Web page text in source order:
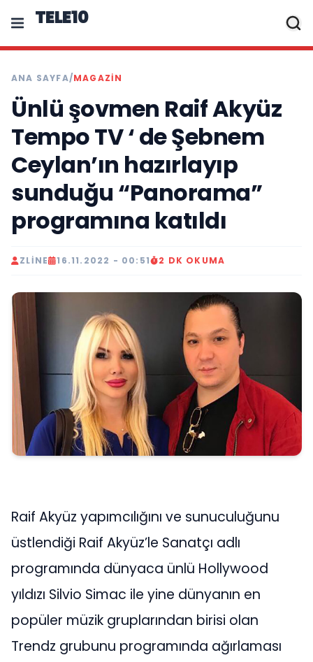
TELE10
ANA SAYFA/MAGAZIN
Ünlü şovmen Raif Akyüz
Tempo TV ‘ de Şebnem
Ceylan’ın hazırlayıp
sunduğu “Panorama”
programına katıldı
ZLINE 16.11.2022 - 00:51 2 DK OKUMA
Raif Akyüz yapımcılığını ve sunuculuğunu
üstlendiği Raif Akyüz’le Sanatçı adlı
programında dünyaca ünlü Hollywood
yıldızı Silvio Simac ile yine dünyanın en
popüler müzik gruplarından birisi olan
Trendz grubunu programında ağırlaması